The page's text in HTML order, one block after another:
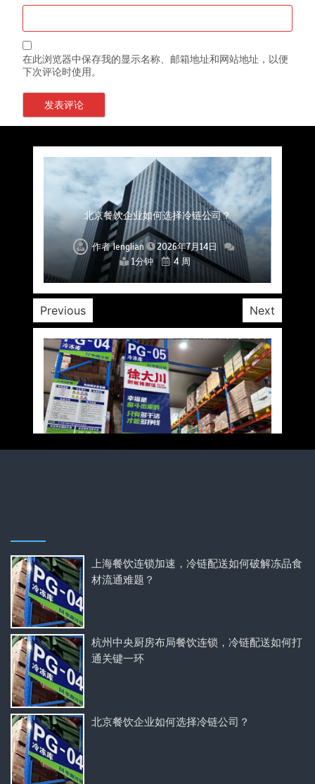
在此浏览器中保存我的显示名称、邮箱地址和网站地址，以便
下次评论时使用。
上海餐饮连锁加速，冷链配送如何破解冻品食材
流通难题？
作者lenglian
2026年7月14日
1分钟
4 周
杭州中央厨房布局餐饮连锁，冷链配送如何打通
关键一环
作者lenglian
2026年7月14日
1分钟
4 周
北京餐饮企业如何选择冷链公司？
作者lenglian
2026年7月14日
1分钟
4 周
深圳冷链物流如何护航餐饮连锁？冻品食材流通
全解析
作者lenglian
2026年7月14日
1分钟
4 周
北京餐饮仓配一体化的核心价值与落地实践解析
作者lenglian
2026年7月14日
1分钟
4 周
武汉冻品配送三要素：控温、时效、低成本如何
兼得？
作者lenglian
2026年7月14日
1分钟
4 周
重庆冷链布局解冻食材运输密码，餐饮连锁如何
稳控品质？
作者lenglian
2026年7月14日
1分钟
4 周
Previous Next
上海餐饮连锁加速，冷链配送如何破解冻品食
材流通难题？
杭州中央厨房布局餐饮连锁，冷链配送如何打
通关键一环
北京餐饮企业如何选择冷链公司？